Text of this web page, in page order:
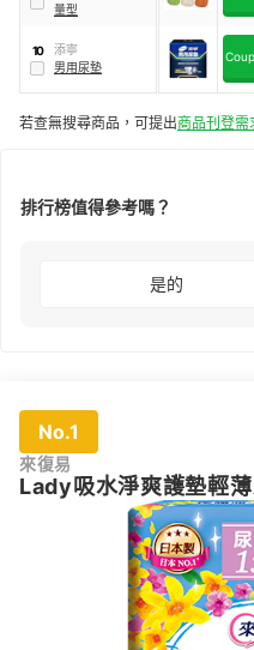
量型
10
添寧
男用尿墊
若查無搜尋商品，可提出商品刊登需
排行榜值得參考嗎？
是的
No.1
來復易
Lady吸水淨爽護墊輕